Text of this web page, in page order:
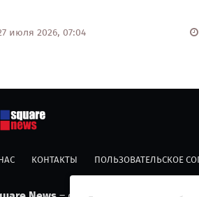
июля 2026, 07:04
КОНТАКТЫ ПОЛЬЗОВАТЕЛЬСКОЕ